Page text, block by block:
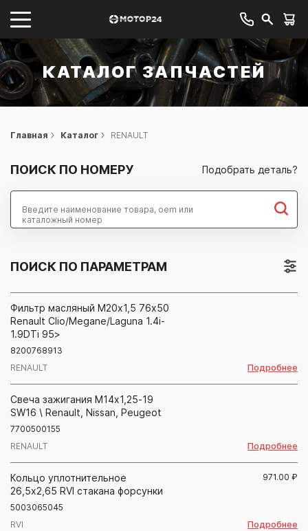
КАТАЛОГ ЗАПЧАСТЕЙ
Главная Каталог RENAULT
ПОИСК ПО НОМЕРУ Подобрать деталь?
ПОИСК ПО ПАРАМЕТРАМ
Фильтр масляный M20х1,5 76х50
Renault Clio/Megane/Laguna 1.4i-
1.9DTi 95>
8200768913
RENAULT
Подробнее
Свеча зажигания М14х1,25-19
SW16 \ Renault, Nissan, Peugeot
7700500155
RENAULT
Подробнее
Кольцо уплотнительное
26,5х2,65 RVI стакана форсунки
5003065045
RVI
971.00 ₽
Подробнее